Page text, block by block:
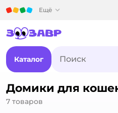
Ещё
Каталог
Домики для
7 товаров